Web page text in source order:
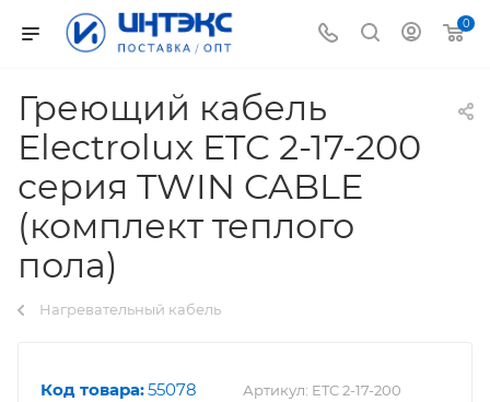
0
Греющий кабель
Electrolux ETC 2-17-200
серия TWIN CABLE
(комплект теплого
пола)
Нагревательный кабель
Код товара:55078 Артикул: ETC 2-17-200